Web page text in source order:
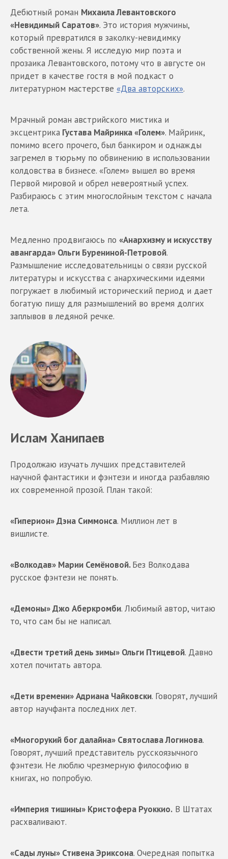
Дебютный роман Михаила Левантовского
«Невидимый Саратов». Это история мужчины,
который превратился в заколку-невидимку
собственной жены. Я исследую мир поэта и
прозаика Левантовского, потому что в августе он
придет в качестве гостя в мой подкаст о
литературном мастерстве «Два авторских».
Мрачный роман австрийского мистика и
эксцентрика Густава Майринка «Голем». Майринк,
помимо всего прочего, был банкиром и однажды
загремел в тюрьму по обвинению в использовании
колдовства в бизнесе. «Голем» вышел во время
Первой мировой и обрел невероятный успех.
Разбираюсь с этим многослойным текстом с начала
лета.
Медленно продвигаюсь по «Анархизму и искусству
авангарда» Ольги Бурениной-Петровой.
Размышление исследовательницы о связи русской
литературы и искусства с анархическими идеями
погружает в любимый исторический период и дает
богатую пищу для размышлений во время долгих
заплывов в ледяной речке.
Ислам Ханипаев
Продолжаю изучать лучших представителей
научной фантастики и фэнтези и иногда разбавляю
их современной прозой. План такой:
«Гиперион» Дэна Симмонса. Миллион лет в
вишлисте.
«Волкодав» Марии Семёновой.Без Волкодава
русское фэнтези не понять.
«Демоны» Джо Аберкромби. Любимый автор, читаю
то, что сам бы не написал.
«Двести третий день зимы» Ольги Птицевой. Давно
хотел почитать автора.
«Дети времени» Адриана Чайковски. Говорят, лучший
автор научфанта последних лет.
«Многорукий бог далайна» Святослава Логинова.
Говорят, лучший представитель русскоязычного
фэнтези. Не люблю чрезмерную философию в
книгах, но попробую.
«Империя тишины» Кристофера Руоккио. В Штатах
расхваливают.
«Сады луны» Стивена Эриксона. Очередная попытка